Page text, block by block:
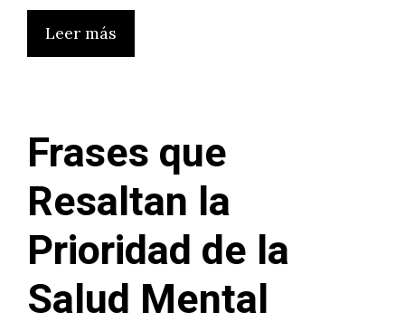
Leer más
Frases que
Resaltan la
Prioridad de la
Salud Mental